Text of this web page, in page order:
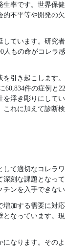
率です。世界保健
不平等や開発の
ています。研究
人もの命がコレラ
引き起こします
件の症例と
浮き彫りにしてい
れに加えて診断
て適切なコレラ
刻な課題となっ
ンを入手できない
加する需要に対
なっています。
なります。その